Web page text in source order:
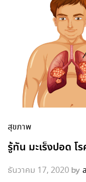
สุขภาพ
รู้ทัน มะเร็งปอด
ธันวาคม 17, 2020 by